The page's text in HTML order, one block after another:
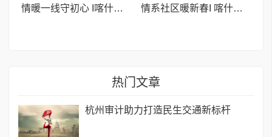
情暖一线守初心 I喀什山西商会新春慰问晨光伊甸园小区物业员工 情系社区暖新春I 喀什山西商会开展“迎新春送温暖”慰问活动
热门文章
杭州审计助力打造民生交通新标杆